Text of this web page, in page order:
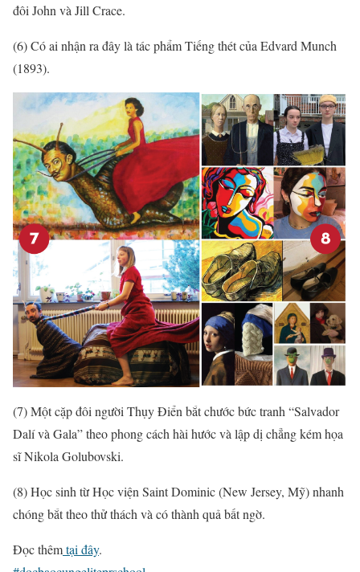
đôi John và Jill Crace.
(6) Có ai nhận ra đây là tác phẩm Tiếng thét của Edvard Munch
(1893).
(7) Một cặp đôi người Thụy Điển bắt chước bức tranh “Salvador
Dalí và Gala” theo phong cách hài hước và lập dị chẳng kém họa
sĩ Nikola Golubovski.
(8) Học sinh từ Học viện Saint Dominic (New Jersey, Mỹ) nhanh
chóng bắt theo thử thách và có thành quả bất ngờ.
Đọc thêmtại đây.